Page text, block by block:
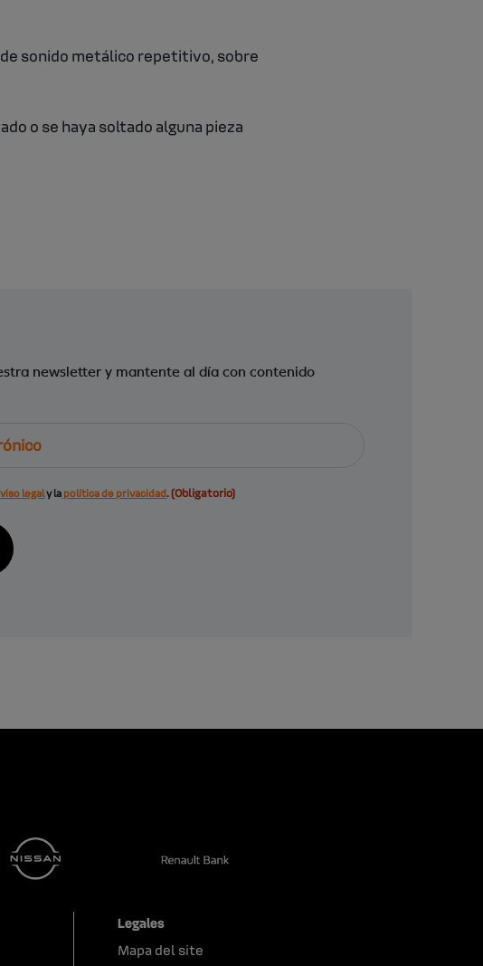
sonido metálico repetitivo, sobre
o se haya soltado alguna pieza
newsletter y mantente al día con contenido
legaly la política de privacidad.(Obligatorio)
Legales
Mapa del site